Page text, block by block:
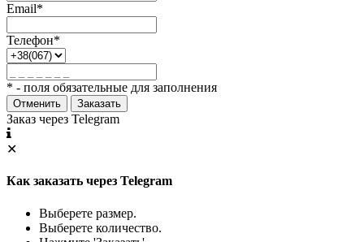
Email*
Телефон*
* - поля обязательные для заполнения
Отменить Заказать
Заказ через Telegram
✕
Как заказать через Telegram
Выберете размер.
Выберете количество.